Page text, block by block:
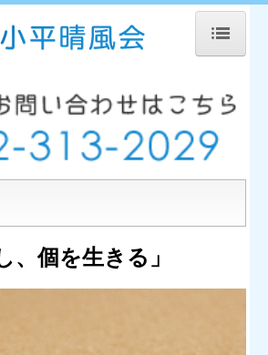
、個を生きる」